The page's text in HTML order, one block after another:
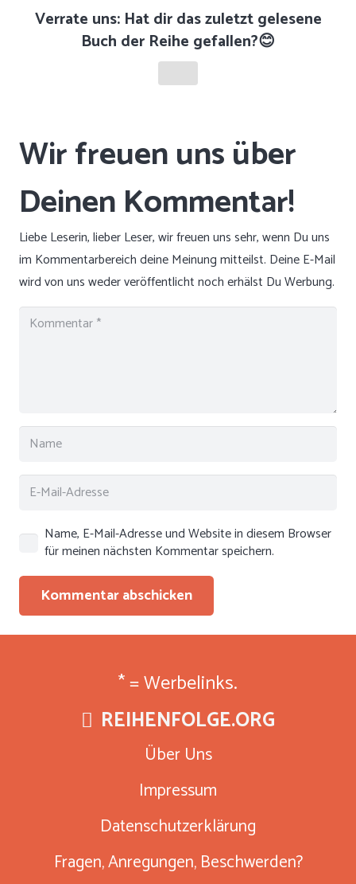
Verrate uns: Hat dir das zuletzt gelesene
Buch der Reihe gefallen?😊
Liebe Leserin, lieber Leser, wir freuen uns sehr, wenn Du uns
im Kommentarbereich deine Meinung mitteilst. Deine E-Mail
wird von uns weder veröffentlicht noch erhälst Du Werbung.
Name, E-Mail-Adresse und Website in diesem Browser
für meinen nächsten Kommentar speichern.
Kommentar abschicken
* = Werbelinks.
REIHENFOLGE.ORG
Über Uns
Impressum
Datenschutzerklärung
Fragen, Anregungen, Beschwerden?